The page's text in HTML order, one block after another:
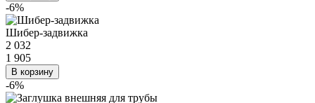
-6%
Шибер-задвижка
2 032
1 905
В корзину
-6%